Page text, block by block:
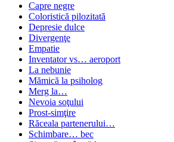
Capre negre
Coloristică pilozitată
Depresie dulce
Divergenţe
Empatie
Inventator vs… aeroport
La nebunie
Mămică la psiholog
Merg la…
Nevoia soţului
Prost-simţire
Răceala partenerului…
Schimbare… bec